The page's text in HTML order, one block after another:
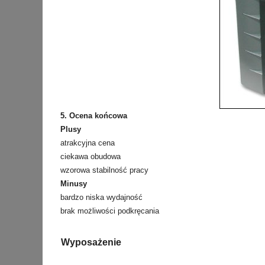
5. Ocena końcowa
Plusy
atrakcyjna cena
ciekawa obudowa
wzorowa stabilność pracy
Minusy
bardzo niska wydajność
brak możliwości podkręcania
Wyposażenie